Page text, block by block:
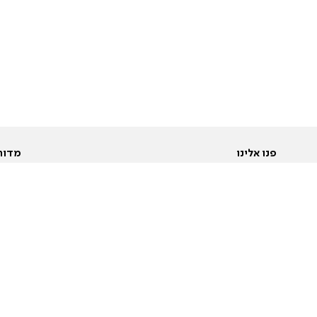
פנו אלינו